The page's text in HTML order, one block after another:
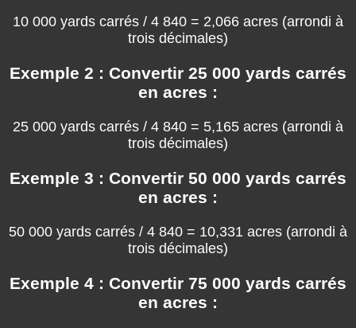
10 000 yards carrés / 4 840 = 2,066 acres (arrondi à
trois décimales)
Exemple 2 : Convertir 25 000 yards carrés
en acres :
25 000 yards carrés / 4 840 = 5,165 acres (arrondi à
trois décimales)
Exemple 3 : Convertir 50 000 yards carrés
en acres :
50 000 yards carrés / 4 840 = 10,331 acres (arrondi à
trois décimales)
Exemple 4 : Convertir 75 000 yards carrés
en acres :